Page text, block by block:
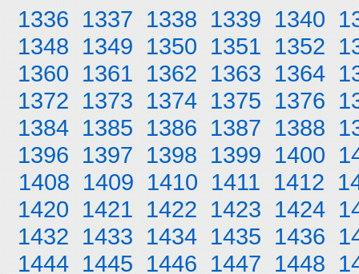
1336 1337 1338 1339 1340
1348 1349 1350 1351 1352
1360 1361 1362 1363 1364
1372 1373 1374 1375 1376
1384 1385 1386 1387 1388
1396 1397 1398 1399 1400
1408 1409 1410 1411 1412
1420 1421 1422 1423 1424
1432 1433 1434 1435 1436
1444 1445 1446 1447 1448